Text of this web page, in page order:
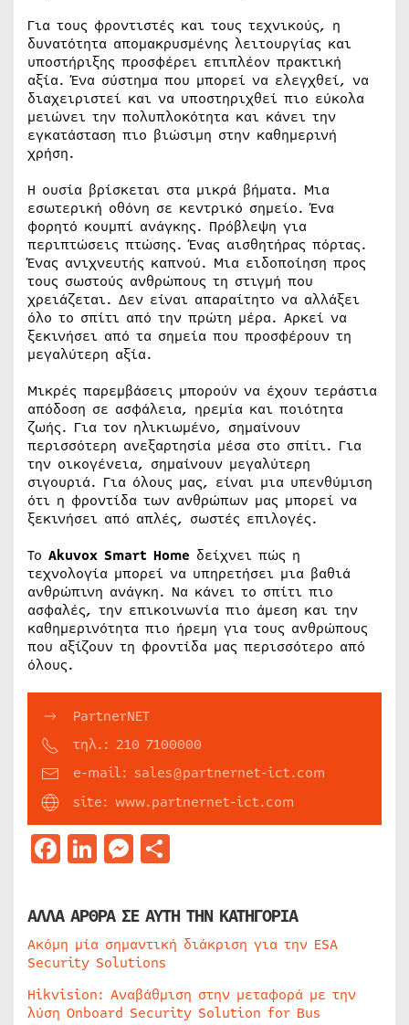
Για τους φροντιστές και τους τεχνικούς, η
δυνατότητα απομακρυσμένης λειτουργίας και
υποστήριξης προσφέρει επιπλέον πρακτική
αξία. Ένα σύστημα που μπορεί να ελεγχθεί, να
διαχειριστεί και να υποστηριχθεί πιο εύκολα
μειώνει την πολυπλοκότητα και κάνει την
εγκατάσταση πιο βιώσιμη στην καθημερινή
χρήση.
Η ουσία βρίσκεται στα μικρά βήματα. Μια
εσωτερική οθόνη σε κεντρικό σημείο. Ένα
φορητό κουμπί ανάγκης. Πρόβλεψη για
περιπτώσεις πτώσης. Ένας αισθητήρας πόρτας.
Ένας ανιχνευτής καπνού. Μια ειδοποίηση προς
τους σωστούς ανθρώπους τη στιγμή που
χρειάζεται. Δεν είναι απαραίτητο να αλλάξει
όλο το σπίτι από την πρώτη μέρα. Αρκεί να
ξεκινήσει από τα σημεία που προσφέρουν τη
μεγαλύτερη αξία.
Μικρές παρεμβάσεις μπορούν να έχουν τεράστια
απόδοση σε ασφάλεια, ηρεμία και ποιότητα
ζωής. Για τον ηλικιωμένο, σημαίνουν
περισσότερη ανεξαρτησία μέσα στο σπίτι. Για
την οικογένεια, σημαίνουν μεγαλύτερη
σιγουριά. Για όλους μας, είναι μια υπενθύμιση
ότι η φροντίδα των ανθρώπων μας μπορεί να
ξεκινήσει από απλές, σωστές επιλογές.
Το Akuvox Smart Home δείχνει πώς η
τεχνολογία μπορεί να υπηρετήσει μια βαθιά
ανθρώπινη ανάγκη. Να κάνει το σπίτι πιο
ασφαλές, την επικοινωνία πιο άμεση και την
καθημερινότητα πιο ήρεμη για τους ανθρώπους
που αξίζουν τη φροντίδα μας περισσότερο από
όλους.
PartnerNET
τηλ.: 210 7100000
e-mail: sales@partnernet-ict.com
site: www.partnernet-ict.com
Facebook
LinkedIn
Messenger
ΑΛΛΑ ΑΡΘΡΑ ΣΕ ΑΥΤΗ ΤΗΝ ΚΑΤΗΓΟΡΙΑ
Ακόμη μία σημαντική διάκριση για την ESA
Security Solutions
Hikvision: Αναβάθμιση στην μεταφορά με την
λύση Onboard Security Solution for Bus